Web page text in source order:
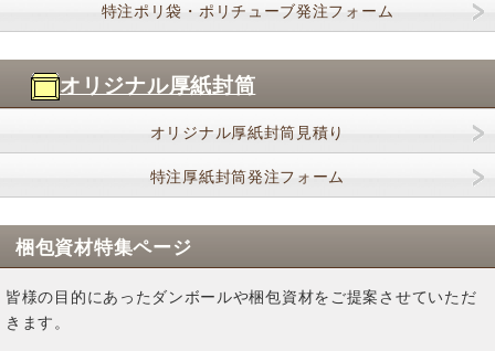
特注ポリ袋・ポリチューブ発注フォーム
オリジナル厚紙封筒
オリジナル厚紙封筒見積り
特注厚紙封筒発注フォーム
梱包資材特集ページ
皆様の目的にあったダンボールや梱包資材をご提案させていただ
きます。